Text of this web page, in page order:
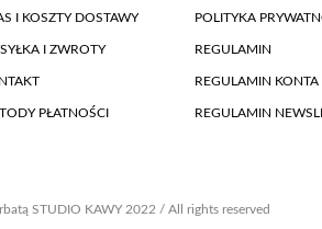
I KOSZTY DOSTAWY
I ZWROTY
PŁATNOŚCI
POLITYKA
REGULAMIN
REGULAMIN KONTA
REGULAMIN
STUDIO KAWY 2022 / All rights reserved